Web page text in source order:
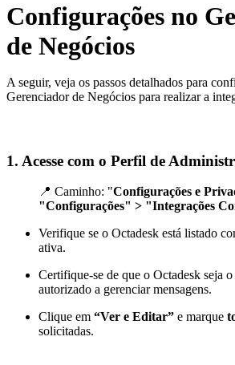
Configurações no
de Negócios
A seguir, veja os passos detalhados para
Gerenciador de Negócios para realizar a
1. Acesse com o Perfil de
📍 Caminho: "Configurações e
"Configurações" > "Integrações
Verifique se o Octadesk está listado
ativa.
Certifique-se de que o Octadesk seja
autorizado a gerenciar mensagens.
Clique em “Ver e Editar” e marque
solicitadas.